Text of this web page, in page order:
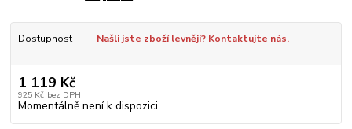
Dostupnost Našli jste zboží levněji? Kontaktujte nás.
1 119 Kč
925 Kč bez DPH
Momentálně není k dispozici